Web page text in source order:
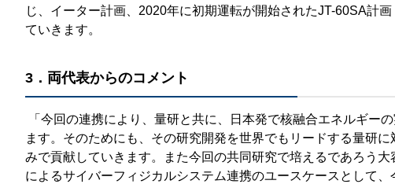
じ、イーター計画、2020年に初期運転が開始されたJT-60SA計
ていきます。
3．両代表からのコメント
「今回の連携により、量研と共に、日本発で核融合エネルギー
ます。そのためにも、その研究開発を世界でもリードする量研
みで貢献していきます。また今回の共同研究で培えるであろう
によるサイバーフィジカルシステム連携のユースケースとして、